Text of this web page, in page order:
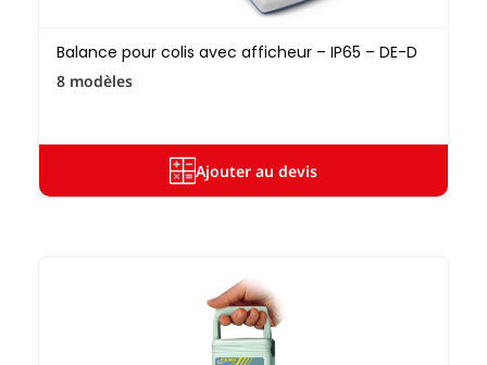
Balance pour colis avec afficheur – IP65 – DE-D
8 modèles
Ajouter au devis